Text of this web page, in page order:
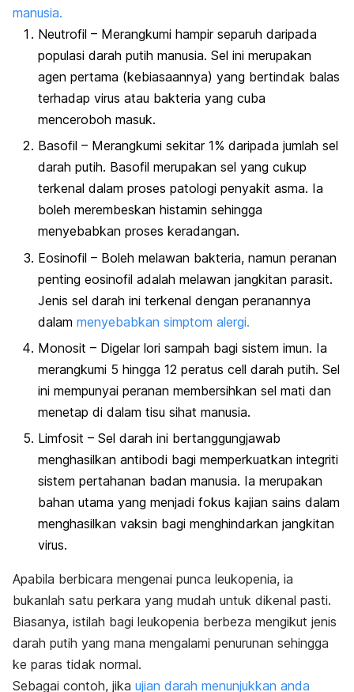
manusia.
Neutrofil – Merangkumi hampir separuh daripada
populasi darah putih manusia. Sel ini merupakan
agen pertama (kebiasaannya) yang bertindak balas
terhadap virus atau bakteria yang cuba
menceroboh masuk.
Basofil – Merangkumi sekitar 1% daripada jumlah sel
darah putih. Basofil merupakan sel yang cukup
terkenal dalam proses patologi penyakit asma. Ia
boleh merembeskan histamin sehingga
menyebabkan proses keradangan.
Eosinofil – Boleh melawan bakteria, namun peranan
penting eosinofil adalah melawan jangkitan parasit.
Jenis sel darah ini terkenal dengan peranannya
dalam menyebabkan simptom alergi.
Monosit – Digelar lori sampah bagi sistem imun. Ia
merangkumi 5 hingga 12 peratus cell darah putih. Sel
ini mempunyai peranan membersihkan sel mati dan
menetap di dalam tisu sihat manusia.
Limfosit – Sel darah ini bertanggungjawab
menghasilkan antibodi bagi memperkuatkan integriti
sistem pertahanan badan manusia. Ia merupakan
bahan utama yang menjadi fokus kajian sains dalam
menghasilkan vaksin bagi menghindarkan jangkitan
virus.
Apabila berbicara mengenai punca leukopenia, ia
bukanlah satu perkara yang mudah untuk dikenal pasti.
Biasanya, istilah bagi leukopenia berbeza mengikut jenis
darah putih yang mana mengalami penurunan sehingga
ke paras tidak normal.
Sebagai contoh, jika ujian darah menunjukkan anda